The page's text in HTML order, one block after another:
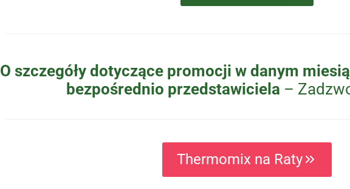
O szczegóły dotyczące promocji w danym
bezpośrednio przedstawiciela –
Thermomix na Raty